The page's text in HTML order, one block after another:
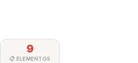
9
📋 ELEMENTOS